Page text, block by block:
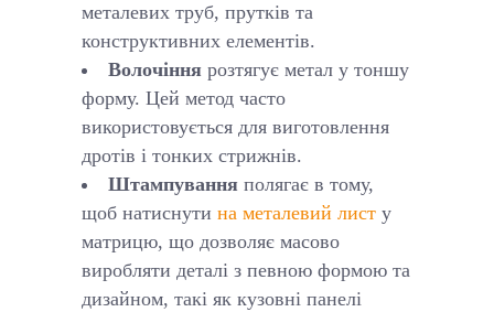
металевих труб, прутків та
конструктивних елементів.
Волочіння розтягує метал у тоншу
форму. Цей метод часто
використовується для виготовлення
дротів і тонких стрижнів.
Штампування полягає в тому,
щоб натиснути на металевий лист у
матрицю, що дозволяє масово
виробляти деталі з певною формою та
дизайном, такі як кузовні панелі